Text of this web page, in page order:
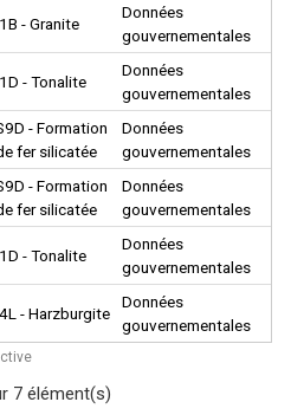
- Granite
Données
gouvernementales
- Tonalite
Données
gouvernementales
- Formation
fer silicatée
Données
gouvernementales
- Formation
fer silicatée
Données
gouvernementales
- Tonalite
Données
gouvernementales
- Harzburgite
Données
gouvernementales
7 élément(s)